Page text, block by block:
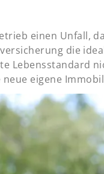
einen Unfall,
die
Lebensstandard
eigene